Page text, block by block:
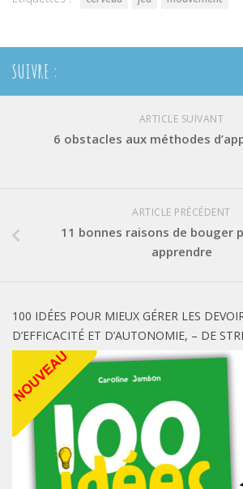
SUIVRE :
ARTICLE SUIVANT
6 obstacles aux méthodes
ARTICLE PRÉCÉDENT
11 bonnes raisons de bouger
apprendre
100 IDÉES POUR MIEUX GÉRER LES
D’EFFICACITÉ ET D’AUTONOMIE, – DE